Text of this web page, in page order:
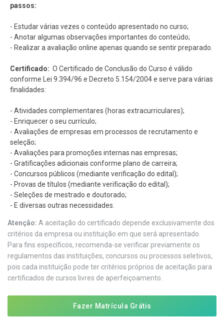
passos:
- Estudar várias vezes o conteúdo apresentado no curso;
- Anotar algumas observações importantes do conteúdo;
- Realizar a avaliação online apenas quando se sentir preparado.
Certificado: O Certificado de Conclusão do Curso é válido
conforme Lei 9.394/96 e Decreto 5.154/2004 e serve para várias
finalidades:
- Atividades complementares (horas extracurriculares);
- Enriquecer o seu currículo;
- Avaliações de empresas em processos de recrutamento e
seleção;
- Avaliações para promoções internas nas empresas;
- Gratificações adicionais conforme plano de carreira;
- Concursos públicos (mediante verificação do edital);
- Provas de títulos (mediante verificação do edital);
- Seleções de mestrado e doutorado;
- E diversas outras necessidades.
Atenção: A aceitação do certificado depende exclusivamente dos
critérios da empresa ou instituição em que será apresentado.
Para fins específicos, recomenda-se verificar previamente os
regulamentos das instituições, concursos ou processos seletivos,
pois cada instituição pode ter critérios próprios de aceitação para
certificados de cursos livres de aperfeiçoamento.
Fazer Matrícula Grátis